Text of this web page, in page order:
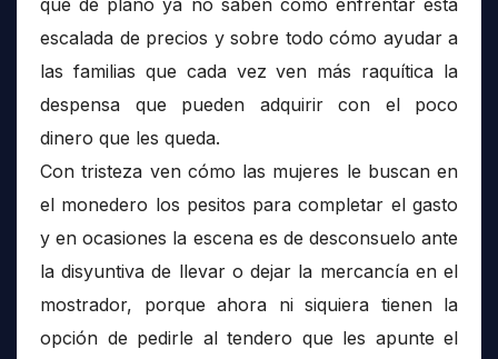
que de plano ya no saben cómo enfrentar esta
escalada de precios y sobre todo cómo ayudar a
las familias que cada vez ven más raquítica la
despensa que pueden adquirir con el poco
dinero que les queda.
Con tristeza ven cómo las mujeres le buscan en
el monedero los pesitos para completar el gasto
y en ocasiones la escena es de desconsuelo ante
la disyuntiva de llevar o dejar la mercancía en el
mostrador, porque ahora ni siquiera tienen la
opción de pedirle al tendero que les apunte el